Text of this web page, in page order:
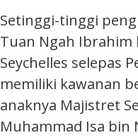
Setinggi-tinggi
Tuan Ngah Ibrahim
Seychelles selepas
memiliki kawanan
anaknya Majistret
Muhammad Isa bin